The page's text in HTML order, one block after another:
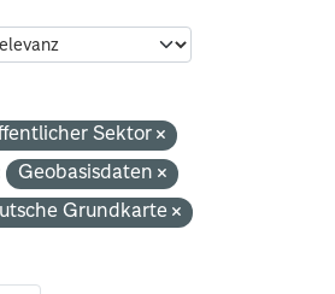
Sektor
Geobasisdaten
Grundkarte